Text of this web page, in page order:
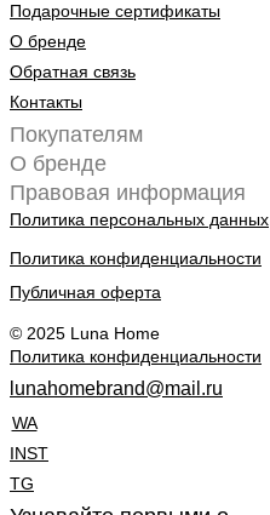
Подарочные сертификаты
О бренде
Обратная связь
Контакты
Покупателям
О бренде
Правовая информация
Политика персональных данных
Политика конфиденциальности
Публичная оферта
© 2025 Luna Home
Политика конфиденциальности
lunahomebrand@mail.ru
WA
INST
TG